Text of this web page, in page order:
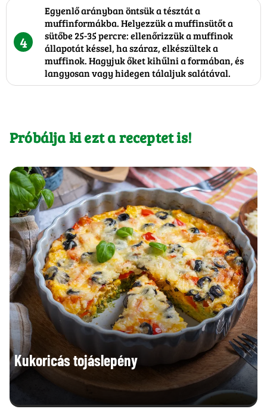
4
Egyenlő arányban öntsük a tésztát a
muffinformákba. Helyezzük a muffinsütőt a
sütőbe 25-35 percre: ellenőrizzük a muffinok
állapotát késsel, ha száraz, elkészültek a
muffinok. Hagyjuk őket kihűlni a formában, és
langyosan vagy hidegen tálaljuk salátával.
Próbálja ki ezt a receptet is!
Kukoricás tojáslepény